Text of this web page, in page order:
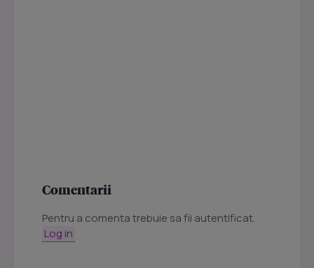
Comentarii
Pentru a comenta trebuie sa fii autentificat.
Log in